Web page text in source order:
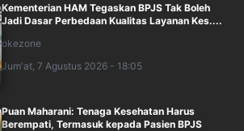
Kementerian HAM Tegaskan BPJS Tak Boleh
Jadi Dasar Perbedaan Kualitas Layanan Kes....
okezone
Jum'at, 7 Agustus 2026 - 18:05
Puan Maharani: Tenaga Kesehatan Harus
Berempati, Termasuk kepada Pasien BPJS